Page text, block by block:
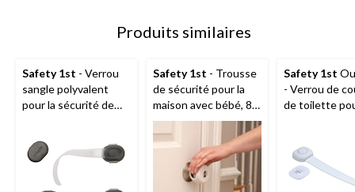
Produits similaires
Safety 1st - Verrou
sangle polyvalent
pour la sécurité de
Safety 1st - Trousse
de sécurité pour la
maison avec bébé, 80
pcs
Safety 1st
- Verrou de
de toilette